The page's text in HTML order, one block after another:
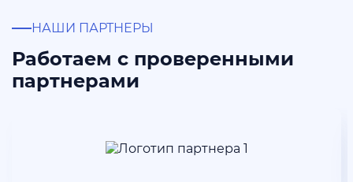
НАШИ ПАРТНЕРЫ
Работаем с проверенными
партнерами